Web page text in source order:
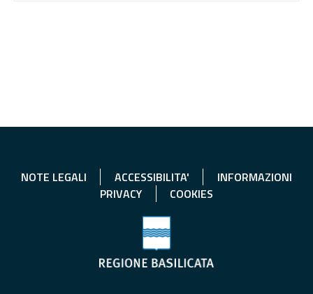
NOTE LEGALI ACCESSIBILITA'
INFORMAZIONI
PRIVACY
COOKIES